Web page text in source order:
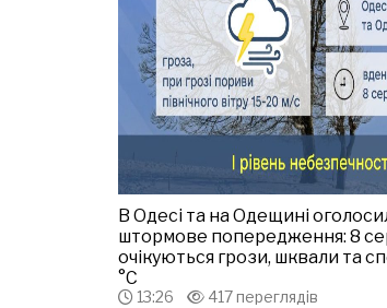
В Одесі та на Одещині
штормове попередження: 8
очікуються грози, шквали та
°С
13:26 417 переглядів